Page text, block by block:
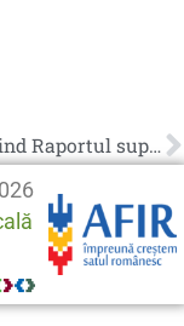
Nota privind Raportul suplimentar de evaluare si selectie pentru proiectele depuse pe masura M4/6A, nr. 1821/17.09.2019